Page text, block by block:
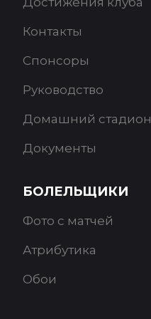
Контакты
Спонсоры
Руководство
Домашний стадион
Документы
БОЛЕЛЬЩИКИ
Фото с матчей
Атрибутика
Обои